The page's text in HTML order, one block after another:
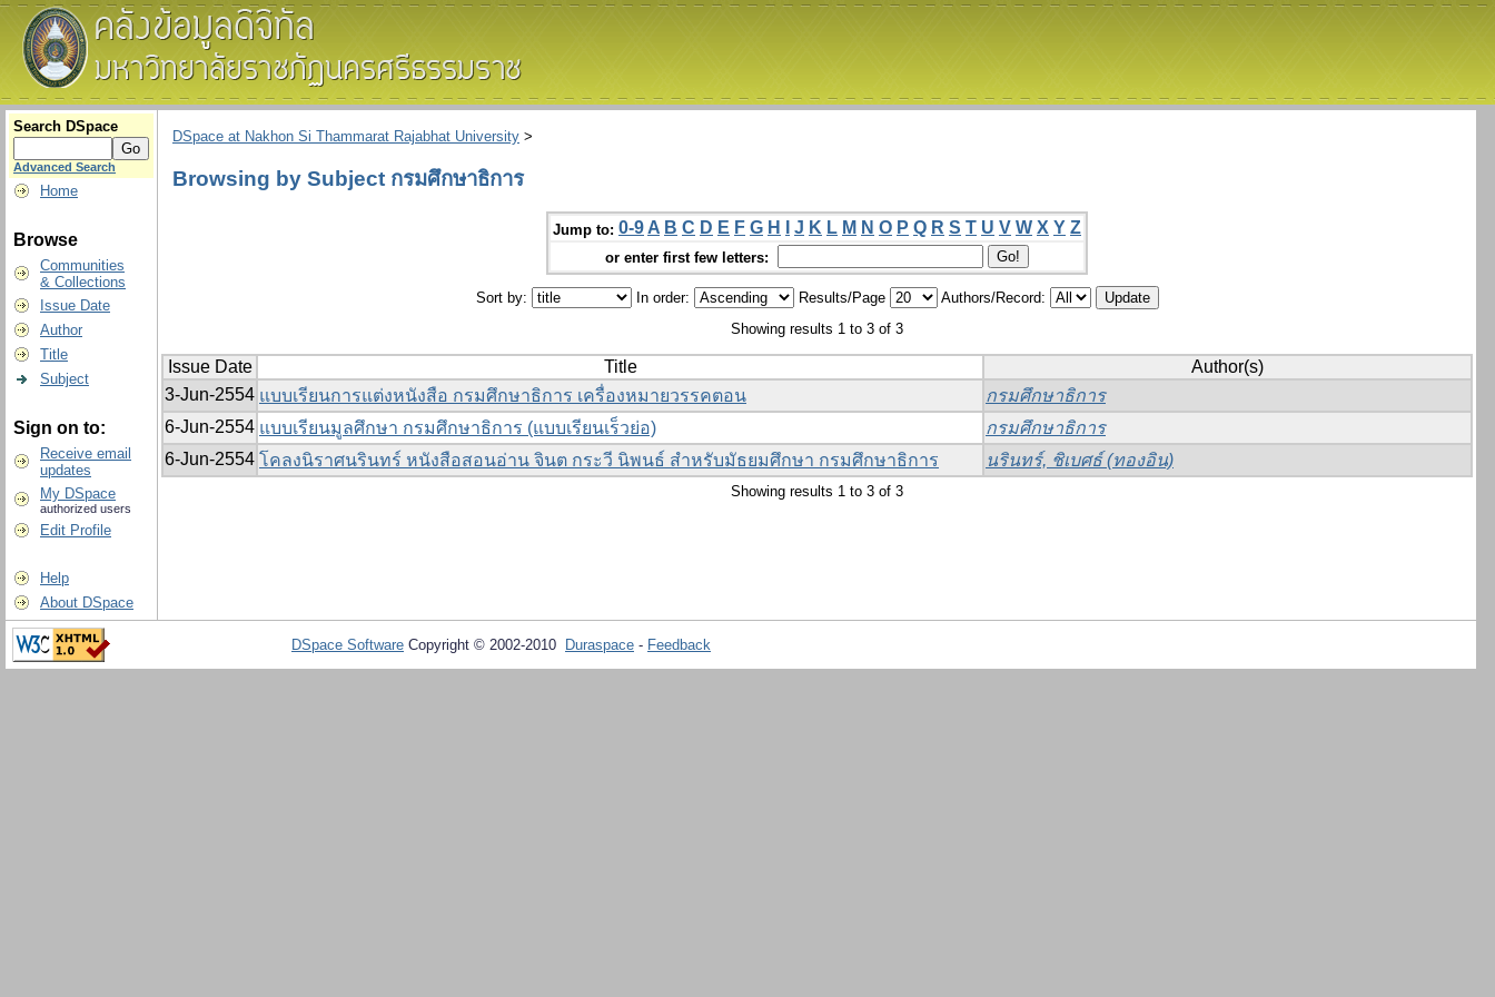
Search DSpace
Advanced Search
Home
Browse
Communities
& Collections
Issue Date
Author
Title
Subject
Sign on to:
Receive email
updates
My DSpace
authorized users
Edit Profile
Help
About DSpace
DSpace at Nakhon Si Thammarat Rajabhat University >
Browsing by Subject กรมศึกษาธิการ
Jump to: 0-9 A B C D E F G H J K L M N O P Q R S T U V W X Y Z
or enter first few letters:
Sort by: In order: Results/Page
Authors/Record:
Showing results 1 to 3 of 3
Issue Date Title
Author(s)
3-Jun-2554 แบบเรียนการแต่งหนังสือ กรมศึกษาธิการ เครื่องหมายวรรคตอน
กรมศึกษาธิการ
6-Jun-2554 แบบเรียนมูลศึกษา กรมศึกษาธิการ (แบบเรียนเร็วย่อ)
กรมศึกษาธิการ
6-Jun-2554 โคลงนิราศนรินทร์ หนังสือสอนอ่าน จินต กระวี นิพนธ์ สำหรับมัธยมศึกษา กรมศึกษาธิการ นรินทร์, ชิเบศธ์ (ทองอิน)
Showing results 1 to 3 of 3
DSpace Software Copyright © 2002-2010 Duraspace - Feedback